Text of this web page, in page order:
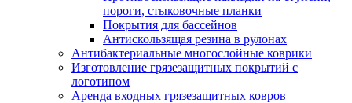
пороги, стыковочные планки
Покрытия для бассейнов
Антискользящая резина в рулонах
Антибактериальные многослойные коврики
Изготовление грязезащитных покрытий с
логотипом
Аренда входных грязезащитных ковров